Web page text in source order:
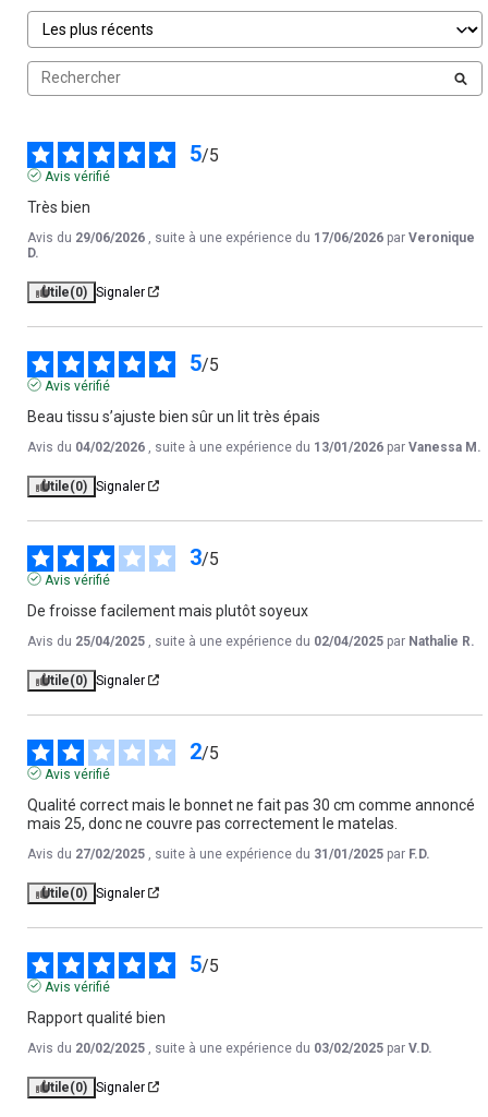
5/5
Avis vérifié
Très bien
Avis du 29/06/2026 , suite à une expérience du 17/06/2026 par Veronique
D.
Utile(0) Signaler
5/5
Avis vérifié
Beau tissu s’ajuste bien sûr un lit très épais
Avis du 04/02/2026 , suite à une expérience du 13/01/2026 par Vanessa M.
Utile(0) Signaler
3/5
Avis vérifié
De froisse facilement mais plutôt soyeux
Avis du 25/04/2025 , suite à une expérience du 02/04/2025 par Nathalie R.
Utile(0) Signaler
2/5
Avis vérifié
Qualité correct mais le bonnet ne fait pas 30 cm comme annoncé
mais 25, donc ne couvre pas correctement le matelas.
Avis du 27/02/2025 , suite à une expérience du 31/01/2025 par F.D.
Utile(0) Signaler
5/5
Avis vérifié
Rapport qualité bien
Avis du 20/02/2025 , suite à une expérience du 03/02/2025 par V.D.
Utile(0) Signaler